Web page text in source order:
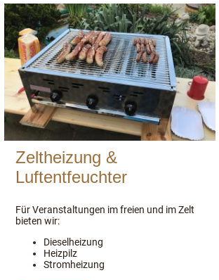
Zeltheizung &
Luftentfeuchter
Für Veranstaltungen im freien und im Zelt
bieten wir:
Dieselheizung
Heizpilz
Stromheizung